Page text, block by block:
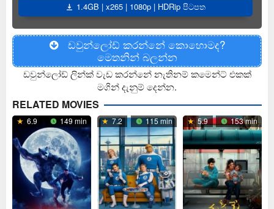
1.4GB | x265 | 1080p | HDRip පිටපත
ඩවුන්ලෝඩ් කරන්නේ කොහොමද?
මෙතනින් බලන්න
ඩවුන්ලෝඩ් ලින්ක් වැඩ කරන්නේ නැතිනම් කමෙන්ට් එකක්
මගින් දැනුම් දෙන්න.
RELATED MOVIES
6.9 149 min 7.2 115 min 5.9 153 min